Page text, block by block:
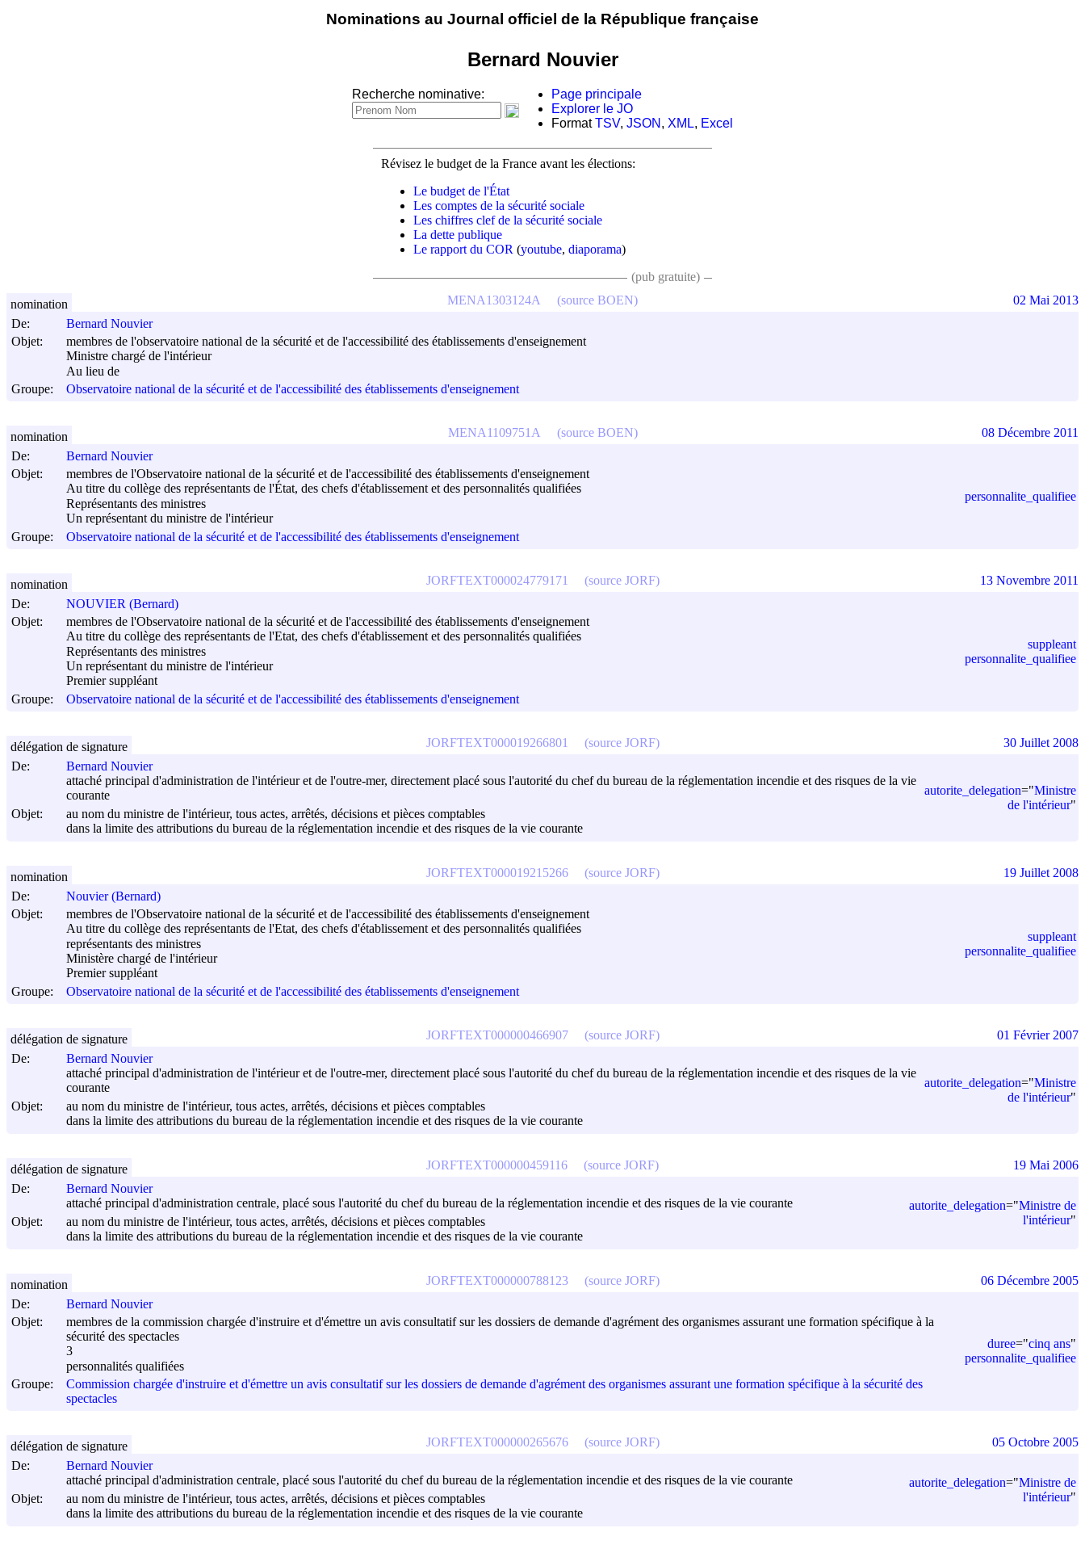
Nominations au Journal officiel de la République française
Bernard Nouvier
Recherche nominative:
Page principale
Explorer le JO
FormatTSV, JSON , XML, Excel
Révisez le budget de la France avant les élections:
Le budget de l'État
Les comptes de la sécurité sociale
Les chiffres clef de la sécurité sociale
La dette publique
Le rapport du COR (youtube, diaporama)
(pub gratuite)
De:
Bernard Nouvier
Objet:
membres de l'observatoire national de la sécurité et de l'accessibilité des établissements d'enseignement
Ministre chargé de l'intérieur
Au lieu de
Groupe:
Observatoire national de la sécurité et de l'accessibilité des établissements d'enseignement
MENA1303124A (source BOEN)
nomination 02 Mai 2013
De:
Bernard Nouvier
Objet:
membres de l'Observatoire national de la sécurité et de l'accessibilité des établissements d'enseignement
Au titre du collège des représentants de l'État, des chefs d'établissement et des personnalités qualifiées
Représentants des ministres
Un représentant du ministre de l'intérieur
Groupe:
Observatoire national de la sécurité et de l'accessibilité des établissements d'enseignement
personnalite_qualifiee
MENA1109751A (source BOEN)
nomination 08 Décembre 2011
De:
NOUVIER (Bernard)
Objet:
membres de l'Observatoire national de la sécurité et de l'accessibilité des établissements d'enseignement
Au titre du collège des représentants de l'Etat, des chefs d'établissement et des personnalités qualifiées
Représentants des ministres
Un représentant du ministre de l'intérieur
Premier suppléant
Groupe:
Observatoire national de la sécurité et de l'accessibilité des établissements d'enseignement
suppleant
personnalite_qualifiee
JORFTEXT000024779171 (source JORF)
nomination 13 Novembre 2011
De:
Bernard Nouvier
attaché principal d'administration de l'intérieur et de l'outre-mer, directement placé sous l'autorité du chef du bureau de la réglementation incendie et des risques de la vie
courante
Objet:
au nom du ministre de l'intérieur, tous actes, arrêtés, décisions et pièces comptables
dans la limite des attributions du bureau de la réglementation incendie et des risques de la vie courante
autorite_delegation="Ministre
de l'intérieur"
JORFTEXT000019266801 (source JORF)
délégation de signature 30 Juillet 2008
De:
Nouvier (Bernard)
Objet:
membres de l'Observatoire national de la sécurité et de l'accessibilité des établissements d'enseignement
Au titre du collège des représentants de l'Etat, des chefs d'établissement et des personnalités qualifiées
représentants des ministres
Ministère chargé de l'intérieur
Premier suppléant
Groupe:
Observatoire national de la sécurité et de l'accessibilité des établissements d'enseignement
suppleant
personnalite_qualifiee
JORFTEXT000019215266 (source JORF)
nomination 19 Juillet 2008
De:
Bernard Nouvier
attaché principal d'administration de l'intérieur et de l'outre-mer, directement placé sous l'autorité du chef du bureau de la réglementation incendie et des risques de la vie
courante
Objet:
au nom du ministre de l'intérieur, tous actes, arrêtés, décisions et pièces comptables
dans la limite des attributions du bureau de la réglementation incendie et des risques de la vie courante
autorite_delegation="Ministre
de l'intérieur"
JORFTEXT000000466907 (source JORF)
délégation de signature 01 Février 2007
De:
Bernard Nouvier
attaché principal d'administration centrale, placé sous l'autorité du chef du bureau de la réglementation incendie et des risques de la vie courante
Objet:
au nom du ministre de l'intérieur, tous actes, arrêtés, décisions et pièces comptables
dans la limite des attributions du bureau de la réglementation incendie et des risques de la vie courante
autorite_delegation="Ministre de
l'intérieur"
JORFTEXT000000459116 (source JORF)
délégation de signature 19 Mai 2006
De:
Bernard Nouvier
Objet:
membres de la commission chargée d'instruire et d'émettre un avis consultatif sur les dossiers de demande d'agrément des organismes assurant une formation spécifique à la
sécurité des spectacles
3
personnalités qualifiées
Groupe:
Commission chargée d'instruire et d'émettre un avis consultatif sur les dossiers de demande d'agrément des organismes assurant une formation spécifique à la sécurité des
spectacles
duree="cinq ans"
personnalite_qualifiee
JORFTEXT000000788123 (source JORF)
nomination 06 Décembre 2005
De:
Bernard Nouvier
attaché principal d'administration centrale, placé sous l'autorité du chef du bureau de la réglementation incendie et des risques de la vie courante
Objet:
au nom du ministre de l'intérieur, tous actes, arrêtés, décisions et pièces comptables
dans la limite des attributions du bureau de la réglementation incendie et des risques de la vie courante
autorite_delegation="Ministre de
l'intérieur"
JORFTEXT000000265676 (source JORF)
délégation de signature 05 Octobre 2005